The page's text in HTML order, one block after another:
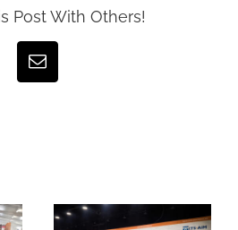
Post With Others!
Email